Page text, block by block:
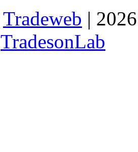
Tradeweb |
TradesonLab